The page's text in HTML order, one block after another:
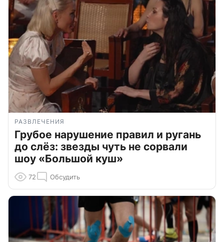
РАЗВЛЕЧЕНИЯ
Грубое нарушение правил и ругань
до слёз: звезды чуть не сорвали
шоу «Большой куш»
72 Обсудить